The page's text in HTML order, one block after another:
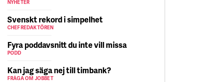
NYHETER
Svenskt rekord i simpelhet
CHEFREDAKTÖREN
Fyra poddavsnitt du inte vill missa
PODD
Kan jag säga nej till timbank?
FRÅGA OM JOBBET